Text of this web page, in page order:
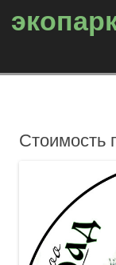
Стоимость